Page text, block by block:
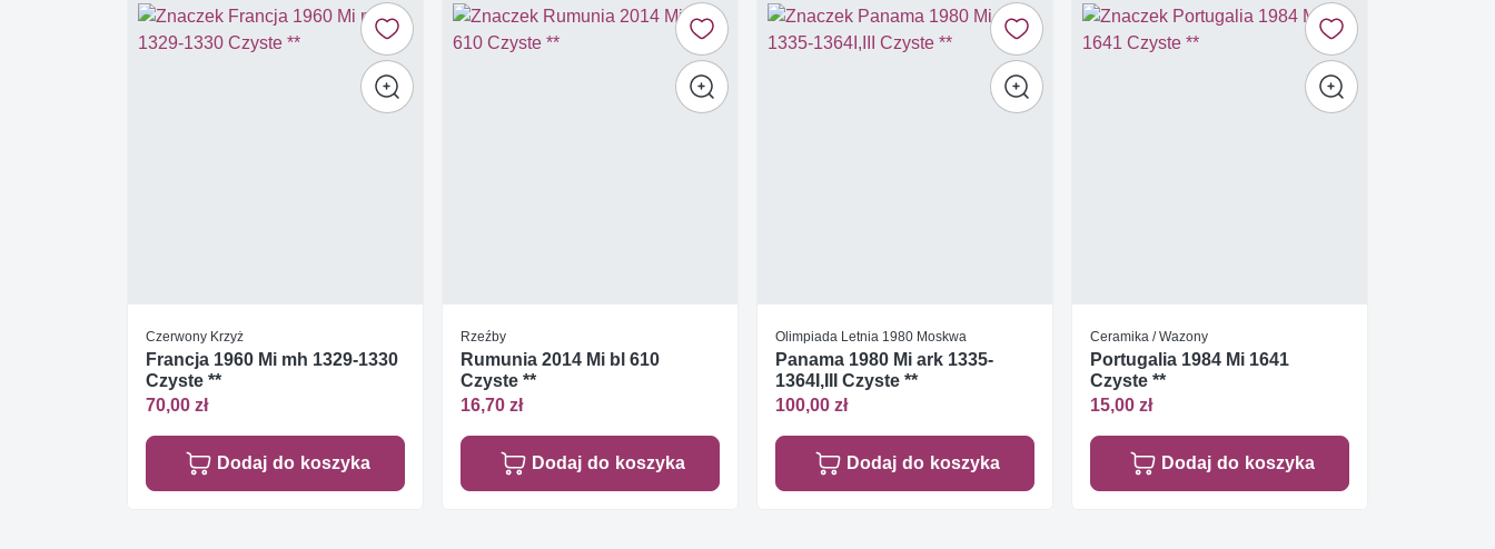
Czerwony Krzyż
Francja 1960 Mi mh 1329-1330
Czyste **
70,00 zł
Dodaj do koszyka
Rzeźby
Rumunia 2014 Mi bl 610
Czyste **
16,70 zł
Dodaj do koszyka
Olimpiada Letnia 1980 Moskwa
Panama 1980 Mi ark 1335-
1364I,III Czyste **
100,00 zł
Dodaj do koszyka
Ceramika / Wazony
Portugalia 1984 Mi 1641
Czyste **
15,00 zł
Dodaj do koszyka